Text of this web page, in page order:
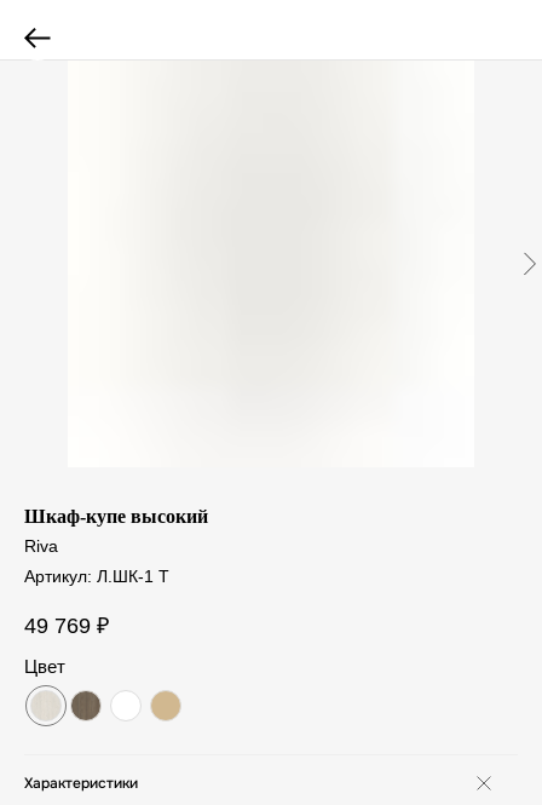
Шкаф-купе высокий
Riva
Артикул: Л.ШК-1 Т
49 769 ₽
Цвет
Характеристики